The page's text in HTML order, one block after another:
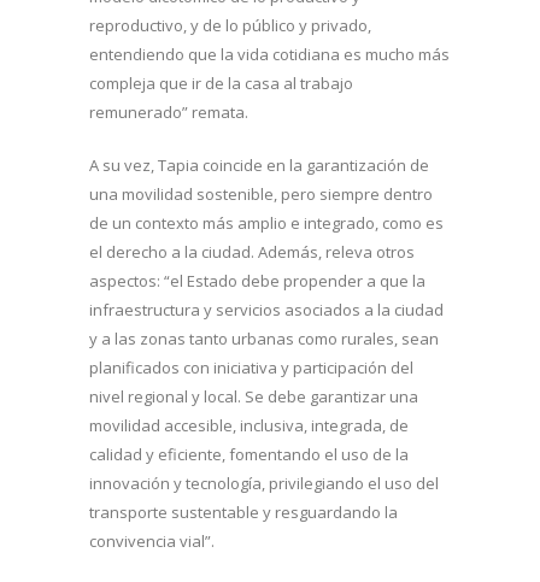
reproductivo, y de lo público y privado,
entendiendo que la vida cotidiana es mucho más
compleja que ir de la casa al trabajo
remunerado” remata.
A su vez, Tapia coincide en la garantización de
una movilidad sostenible, pero siempre dentro
de un contexto más amplio e integrado, como es
el derecho a la ciudad. Además, releva otros
aspectos: “el Estado debe propender a que la
infraestructura y servicios asociados a la ciudad
y a las zonas tanto urbanas como rurales, sean
planificados con iniciativa y participación del
nivel regional y local. Se debe garantizar una
movilidad accesible, inclusiva, integrada, de
calidad y eficiente, fomentando el uso de la
innovación y tecnología, privilegiando el uso del
transporte sustentable y resguardando la
convivencia vial”.